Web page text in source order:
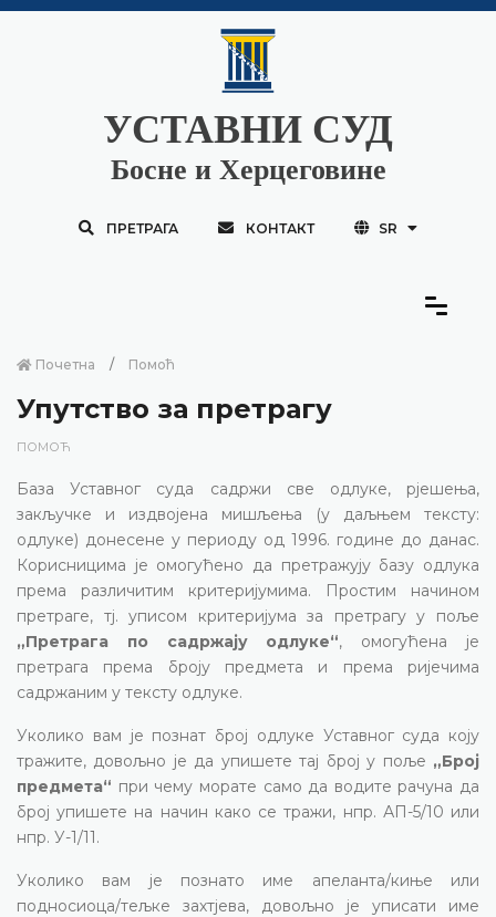
УСТАВНИ СУД
Босне и Херцеговине
ПРЕТРАГА КОНТАКТ SR
Почетна Помоћ
Упутство за претрагу
ПОМОЋ
База Уставног суда садржи све одлуке, рјешења,
закључке и издвојена мишљења (у даљњем тексту:
одлуке) донесене у периоду од 1996. године до данас.
Корисницима је омогућено да претражују базу одлука
према различитим критеријумима. Простим начином
претраге, тј. уписом критеријума за претрагу у поље
„Претрага по садржају одлуке“, омогућена је
претрага према броју предмета и према ријечима
садржаним у тексту одлуке.
Уколико вам је познат број одлуке Уставног суда коју
тражите, довољно је да упишете тај број у поље „Број
предмета“ при чему морате само да водите рачуна да
број упишете на начин како се тражи, нпр. АП-5/10 или
нпр. У-1/11.
Уколико вам је познато име апеланта/киње или
подносиоца/тељке захтјева, довољно је уписати име